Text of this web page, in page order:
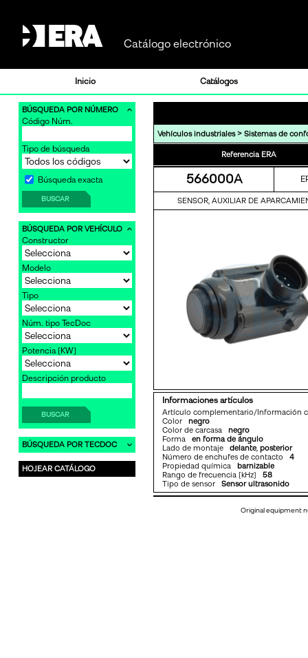
Catálogo electrónico
Inicio Catálogos
BÚSQUEDA POR NÚMERO
Código Núm.
Tipo de búsqueda
Búsqueda exacta
BUSCAR
BÚSQUEDA POR VEHÍCULO
Constructor
Modelo
Tipo
Núm. tipo TecDoc
Potencia [KW]
Descripción producto
BUSCAR
BÚSQUEDA POR TECDOC
HOJEAR CATÁLOGO
Vehículos industriales> Sistemas de
Referencia ERA
566000A
SENSOR, AUXILIAR DE
Informaciones artículos
Artículo complementario/Información
Color negro
Color de carcasa negro
Forma en forma de ángulo
Lado de montaje delante, posterior
Número de enchufes de contacto 4
Propiedad química barnizable
Rango de frecuencia [kHz] 58
Tipo de sensor Sensor ultrasonido
Original equipment